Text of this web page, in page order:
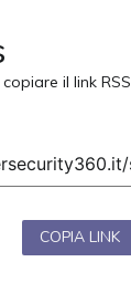
il link RSS
COPIA LINK